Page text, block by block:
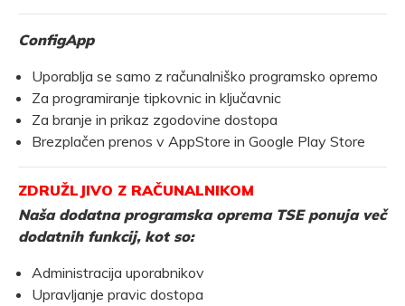
ConfigApp
Uporablja se samo z računalniško programsko opremo
Za programiranje tipkovnic in ključavnic
Za branje in prikaz zgodovine dostopa
Brezplačen prenos v AppStore in Google Play Store
ZDRUŽLJIVO Z RAČUNALNIKOM
Naša dodatna programska oprema TSE ponuja več
dodatnih funkcij, kot so:
Administracija uporabnikov
Upravljanje pravic dostopa